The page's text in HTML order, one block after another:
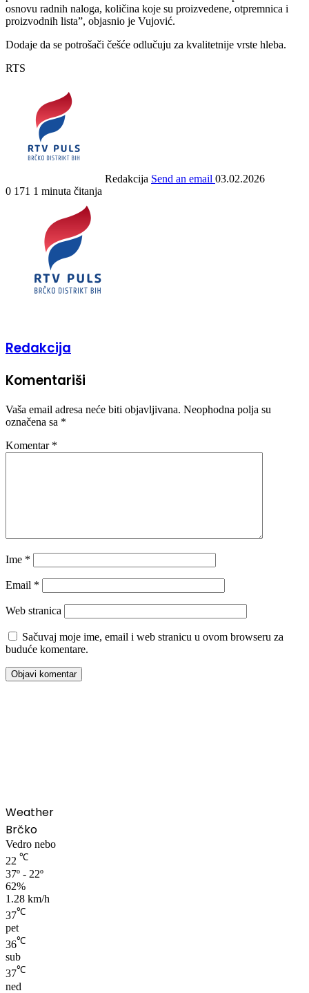
osnovu radnih naloga, količina koje su proizvedene, otpremnica i
proizvodnih lista”, objasnio je Vujović.
Dodaje da se potrošači češće odlučuju za kvalitetnije vrste hleba.
RTS
Redakcija Send an email 03.02.2026
0 171 1 minuta čitanja
Redakcija
Komentariši
Vaša email adresa neće biti objavljivana. Neophodna polja su
označena sa *
Komentar *
Ime *
Email *
Web stranica
Sačuvaj moje ime, email i web stranicu u ovom browseru za
buduće komentare.
Weather
Brčko
Vedro nebo
22 ℃
37º - 22º
62%
1.28 km/h
37℃
pet
36℃
sub
37℃
ned